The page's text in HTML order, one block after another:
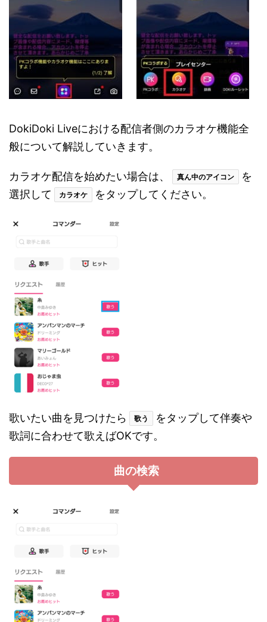
DokiDoki Liveにおける配信者側のカラオケ機能全
般について解説していきます。
カラオケ配信を始めたい場合は、 真ん中のアイコン
を
選択して
カラオケ をタップしてください。
歌いたい曲を見つけたら 歌う
をタップして伴奏や
歌詞に合わせて歌えばOKです。
曲の検索